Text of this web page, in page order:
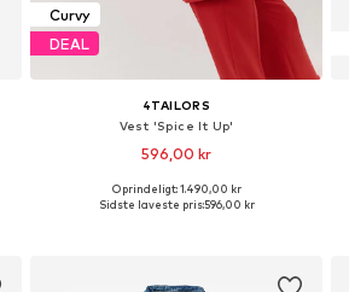
Curvy
DEAL
4TAILORS
Vest 'Spice It Up'
596,00 kr
Tilgængelige størrelser: XL, XXL, XXXL
Oprindeligt: 1.490,00 kr
Sidste laveste pris:596,00 kr